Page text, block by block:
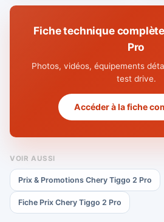
Fiche technique
Pro
Photos, vidéos, équipements
test drive.
Accéder à la fiche
VOIR AUSSI
Prix & Promotions Chery Tiggo 2 Pro
Fiche Prix Chery Tiggo 2 Pro